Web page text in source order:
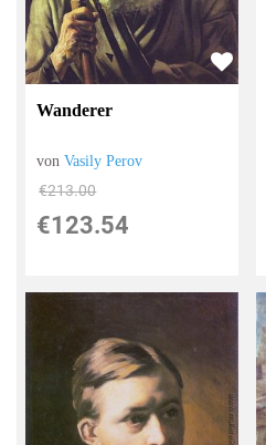
Wanderer
vonVasily Perov
€213.00
€123.54